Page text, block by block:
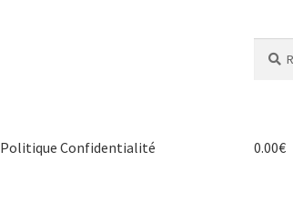
pour :
Politique Confidentialité 0.00€